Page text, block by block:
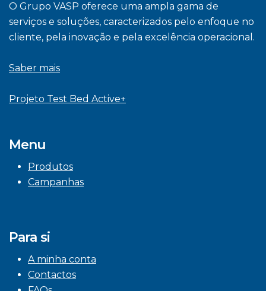
O Grupo VASP oferece uma ampla gama de
serviços e soluções, caracterizados pelo enfoque no
cliente, pela inovação e pela excelência operacional.
Saber mais
Projeto Test Bed Active+
Menu
Produtos
Campanhas
Para si
A minha conta
Contactos